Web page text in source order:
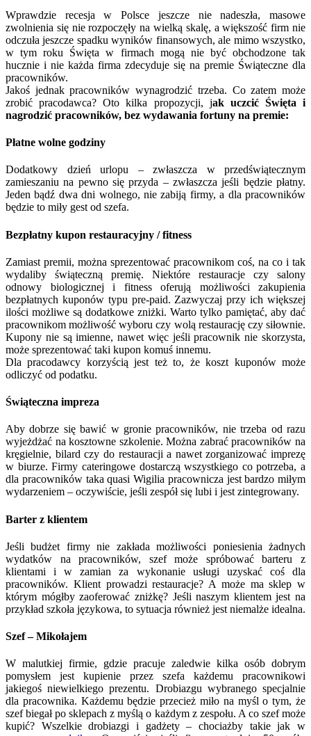
Wprawdzie recesja w Polsce jeszcze nie nadeszła, masowe
zwolnienia się nie rozpoczęły na wielką skalę, a większość firm nie
odczuła jeszcze spadku wyników finansowych, ale mimo wszystko,
w tym roku Święta w firmach mogą nie być obchodzone tak
hucznie i nie każda firma zdecyduje się na premie Świąteczne dla
pracowników.
Jakoś jednak pracowników wynagrodzić trzeba. Co zatem może
zrobić pracodawca? Oto kilka propozycji, jak uczcić Święta i
nagrodzić pracowników, bez wydawania fortuny na premie:
Płatne wolne godziny
Dodatkowy dzień urlopu – zwłaszcza w przedświątecznym
zamieszaniu na pewno się przyda – zwłaszcza jeśli będzie płatny.
Jeden bądź dwa dni wolnego, nie zabiją firmy, a dla pracowników
będzie to miły gest od szefa.
Bezpłatny kupon restauracyjny / fitness
Zamiast premii, można sprezentować pracownikom coś, na co i tak
wydaliby świąteczną premię. Niektóre restauracje czy salony
odnowy biologicznej i fitness oferują możliwości zakupienia
bezpłatnych kuponów typu pre-paid. Zazwyczaj przy ich większej
ilości możliwe są dodatkowe zniżki. Warto tylko pamiętać, aby dać
pracownikom możliwość wyboru czy wolą restaurację czy siłownie.
Kupony nie są imienne, nawet więc jeśli pracownik nie skorzysta,
może sprezentować taki kupon komuś innemu.
Dla pracodawcy korzyścią jest też to, że koszt kuponów może
odliczyć od podatku.
Świąteczna impreza
Aby dobrze się bawić w gronie pracowników, nie trzeba od razu
wyjeżdżać na kosztowne szkolenie. Można zabrać pracowników na
kręgielnie, bilard czy do restauracji a nawet zorganizować imprezę
w biurze. Firmy cateringowe dostarczą wszystkiego co potrzeba, a
dla pracowników taka quasi Wigilia pracownicza jest bardzo miłym
wydarzeniem – oczywiście, jeśli zespół się lubi i jest zintegrowany.
Barter z klientem
Jeśli budżet firmy nie zakłada możliwości poniesienia żadnych
wydatków na pracowników, szef może spróbować barteru z
klientami i w zamian za wykonanie usługi uzyskać coś dla
pracowników. Klient prowadzi restauracje? A może ma sklep w
którym mógłby zaoferować zniżkę? Jeśli naszym klientem jest na
przykład szkoła językowa, to sytuacja również jest niemalże idealna.
Szef – Mikołajem
W malutkiej firmie, gdzie pracuje zaledwie kilka osób dobrym
pomysłem jest kupienie przez szefa każdemu pracownikowi
jakiegoś niewielkiego prezentu. Drobiazgu wybranego specjalnie
dla pracownika. Każdemu będzie przecież miło na myśl o tym, że
szef biegał po sklepach z myślą o każdym z zespołu. A co szef może
kupić? Wszelkie drobiazgi i gadżety – chociażby takie jak w